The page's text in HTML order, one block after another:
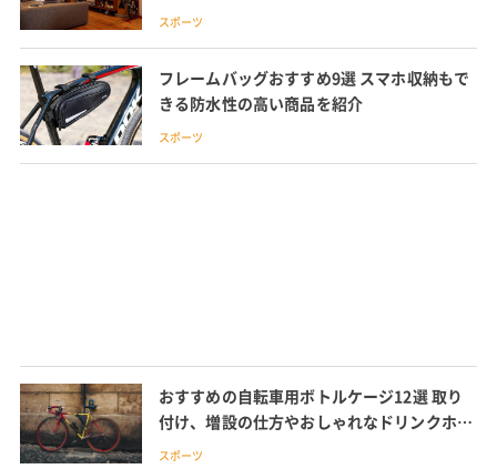
説
スポーツ
フレームバッグおすすめ9選 スマホ収納もで
きる防水性の高い商品を紹介
スポーツ
おすすめの自転車用ボトルケージ12選 取り
付け、増設の仕方やおしゃれなドリンクホル
ダーを紹介
スポーツ